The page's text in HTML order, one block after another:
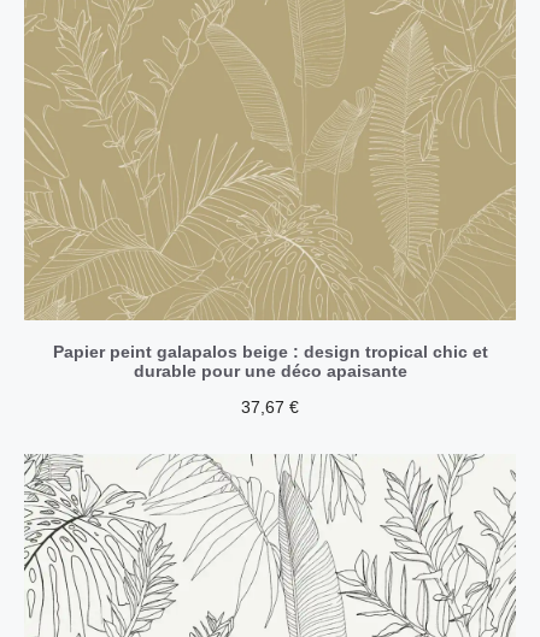
Papier peint galapalos beige : design tropical chic et
durable pour une déco apaisante
37,67 €